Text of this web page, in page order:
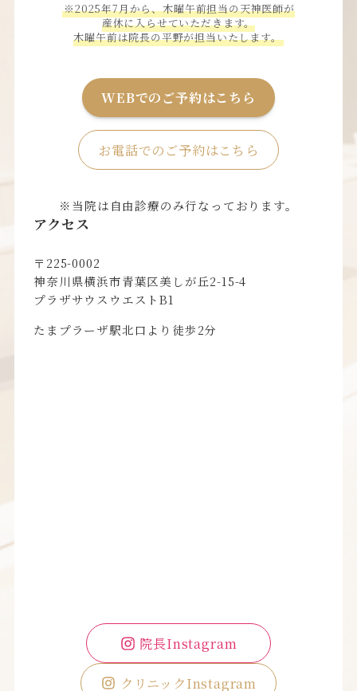
※2025年7月から、木曜午前担当の天神医師が
産休に入らせていただきます。
木曜午前は院長の平野が担当いたします。
WEBでのご予約はこちら
お電話でのご予約はこちら
※当院は自由診療のみ行なっております。
アクセス
〒225-0002
神奈川県横浜市青葉区美しが丘2-15-4
プラザサウスウエストB1
たまプラーザ駅北口より徒歩2分
院長Instagram
クリニックInstagram